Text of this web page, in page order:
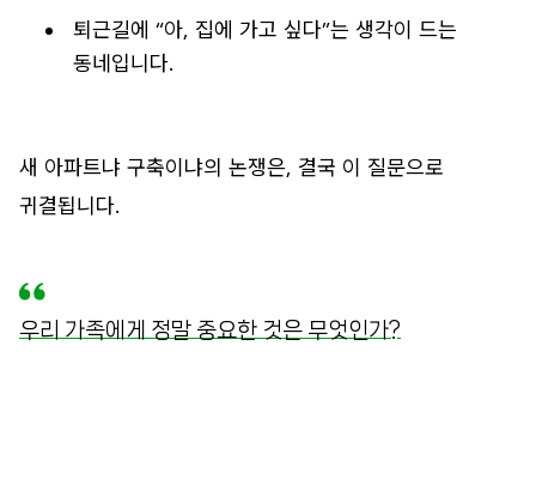
퇴근길에 “아, 집에 가고 싶다”는 생각이 드는
동네입니다.
새 아파트냐 구축이냐의 논쟁은, 결국 이 질문으로
귀결됩니다.
우리 가족에게 정말 중요한 것은 무엇인가?